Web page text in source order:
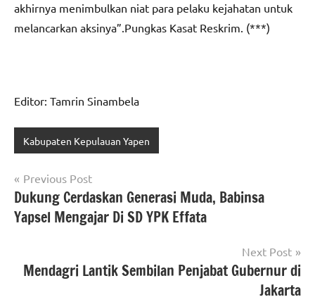
akhirnya menimbulkan niat para pelaku kejahatan untuk
melancarkan aksinya”.Pungkas Kasat Reskrim. (***)
Editor: Tamrin Sinambela
Kabupaten Kepulauan Yapen
Navigasi
pos
Previous Post
Dukung Cerdaskan Generasi Muda, Babinsa
Yapsel Mengajar Di SD YPK Effata
Next Post
Mendagri Lantik Sembilan Penjabat Gubernur di
Jakarta